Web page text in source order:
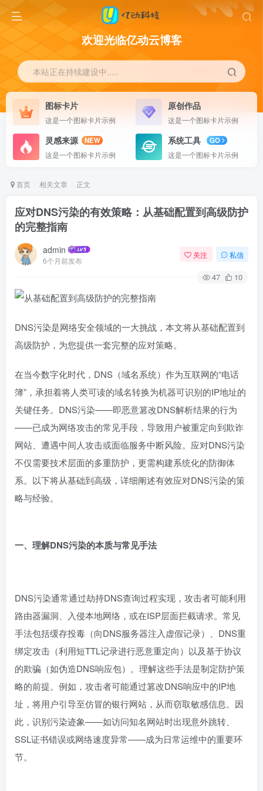
欢迎光临亿动云博客
本站正在持续建设中.....
图标卡片
这是一个图标卡片示例
原创作品
这是一个图标卡片示例
灵感来源
NEW
这是一个图标卡片示例
系统工具
GO
这是一个图标卡片示例
首页 相关文章 正文
应对DNS污染的有效策略：从基础配置到高级防护
的完整指南
admin
6个月前发布
关注 私信
47 10
DNS污染是网络安全领域的一大挑战，本文将从基础配置到
高级防护，为您提供一套完整的应对策略。
在当今数字化时代，DNS（域名系统）作为互联网的“电话
簿”，承担着将人类可读的域名转换为机器可识别的IP地址的
关键任务。DNS污染——即恶意篡改DNS解析结果的行为
——已成为网络攻击的常见手段，导致用户被重定向到欺诈
网站、遭遇中间人攻击或面临服务中断风险。应对DNS污染
不仅需要技术层面的多重防护，更需构建系统化的防御体
系。以下将从基础到高级，详细阐述有效应对DNS污染的策
略与经验。
一、理解DNS污染的本质与常见手法
DNS污染通常通过劫持DNS查询过程实现，攻击者可能利用
路由器漏洞、入侵本地网络，或在ISP层面拦截请求。常见
手法包括缓存投毒（向DNS服务器注入虚假记录）、DNS重
绑定攻击（利用短TTL记录进行恶意重定向）以及基于协议
的欺骗（如伪造DNS响应包）。理解这些手法是制定防护策
略的前提。例如，攻击者可能通过篡改DNS响应中的IP地
址，将用户引导至仿冒的银行网站，从而窃取敏感信息。因
此，识别污染迹象——如访问知名网站时出现意外跳转、
SSL证书错误或网络速度异常——成为日常运维中的重要环
节。